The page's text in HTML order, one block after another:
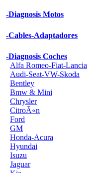
-Diagnosis Motos
-Cables-Adaptadores
-Diagnosis Coches
Alfa Romeo-Fiat-Lancia
Audi-Seat-VW-Skoda
Bentley
Bmw & Mini
Chrysler
CitroÃ«n
Ford
GM
Honda-Acura
Hyundai
Isuzu
Jaguar